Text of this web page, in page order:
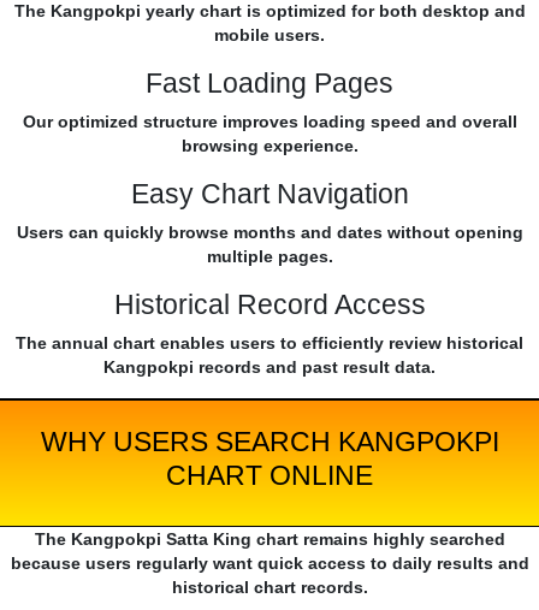
The Kangpokpi yearly chart is optimized for both desktop and
mobile users.
Fast Loading Pages
Our optimized structure improves loading speed and overall
browsing experience.
Easy Chart Navigation
Users can quickly browse months and dates without opening
multiple pages.
Historical Record Access
The annual chart enables users to efficiently review historical
Kangpokpi records and past result data.
WHY USERS SEARCH KANGPOKPI
CHART ONLINE
The Kangpokpi Satta King chart remains highly searched
because users regularly want quick access to daily results and
historical chart records.